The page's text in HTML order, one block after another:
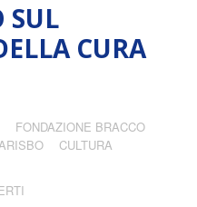
SUL
CURA
FONDAZIONE BRACCO
CULTURA